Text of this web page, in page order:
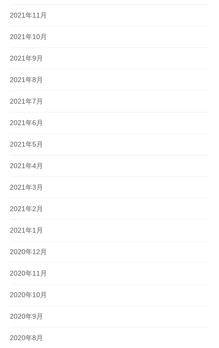
2021年11月
2021年10月
2021年9月
2021年8月
2021年7月
2021年6月
2021年5月
2021年4月
2021年3月
2021年2月
2021年1月
2020年12月
2020年11月
2020年10月
2020年9月
2020年8月